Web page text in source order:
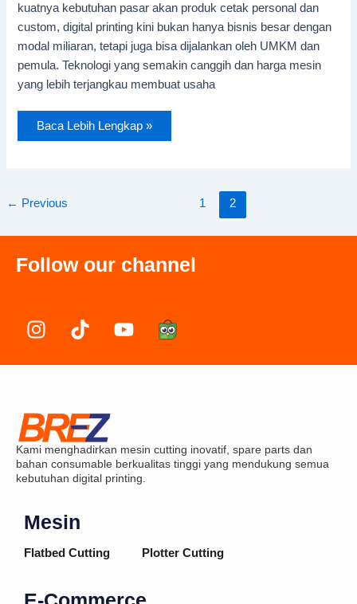
kuatnya kebutuhan pasar akan produk cetak personal dan
custom, digital printing kini bukan hanya bisnis besar dengan
modal miliaran, tetapi juga bisa dijalankan oleh UMKM dan
pemula. Teknologi yang semakin canggih dan harga mesin
yang lebih terjangkau membuat usaha
Baca Lebih Lengkap »
← Previous 1 2
Follow our channel
I
n
g
r
a
m
T
i
k
Y
o
Kami menghadirkan mesin cutting inovatif, spare parts dan
bahan consumable berkualitas tinggi yang mendukung semua
kebutuhan digital printing.
Mesin
Flatbed Cutting Plotter Cutting